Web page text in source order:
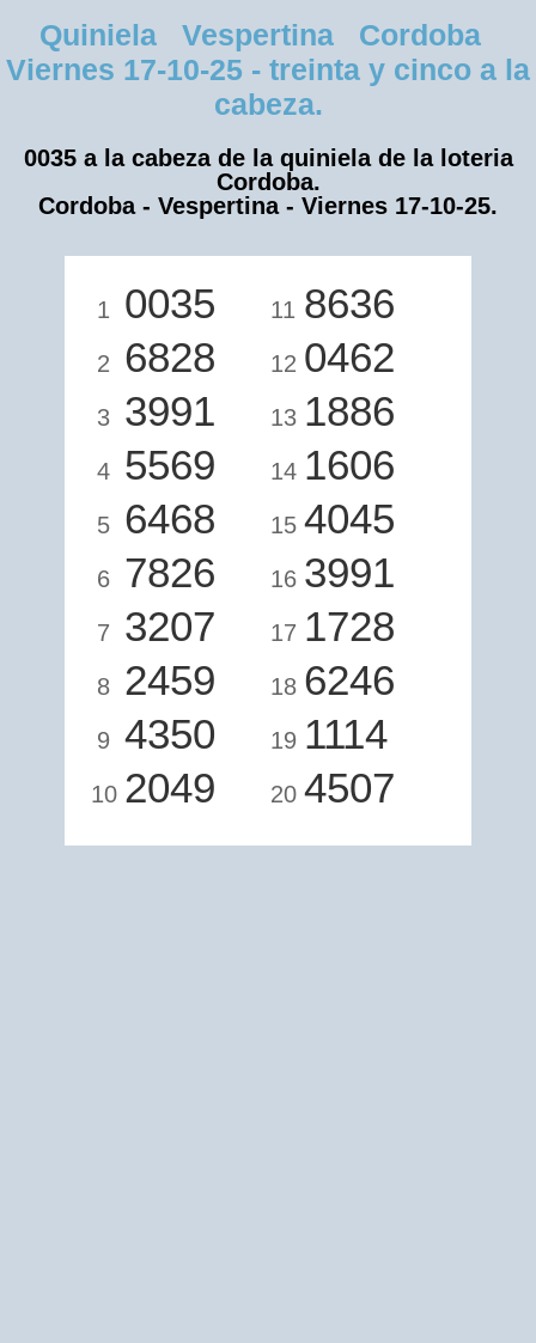
Quiniela Vespertina Cordoba
Viernes 17-10-25 - treinta y cinco a la
cabeza.
0035 a la cabeza de la quiniela de la loteria
Cordoba.
Cordoba - Vespertina - Viernes 17-10-25.
1 0035
2 6828
3 3991
4 5569
5 6468
6 7826
7 3207
8 2459
9 4350
10 2049
11 8636
12 0462
13 1886
14 1606
15 4045
16 3991
17 1728
18 6246
19 1114
20 4507